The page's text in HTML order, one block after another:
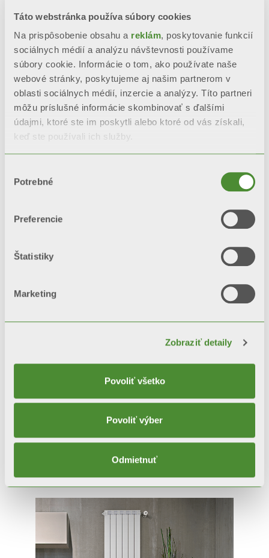
Táto webstránka používa súbory cookies
Na prispôsobenie obsahu a reklám, poskytovanie funkcií
sociálnych médií a analýzu návštevnosti používame
súbory cookie. Informácie o tom, ako používate naše
webové stránky, poskytujeme aj našim partnerom v
oblasti sociálnych médií, inzercie a analýzy. Títo partneri
môžu príslušné informácie skombinovať s ďalšími
údajmi, ktoré ste im poskytli alebo ktoré od vás získali,
keď ste používali ich služby.
súhlasu
Potrebné
Preferencie
Štatistiky
Marketing
Zobraziť detaily
Povoliť všetko
Povoliť výber
Odmietnuť
TRIBECA
GARDA S/90
Dekoratívne radiátory